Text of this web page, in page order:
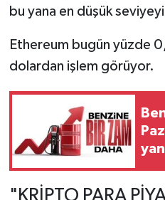
bu yana en düşük
Ethereum bugün yüzde
dolardan işlem görüyor.